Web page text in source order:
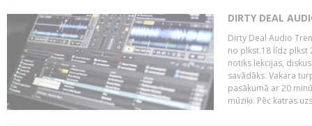
DIRTY DEAL
Dirty Deal Audio
no plkst.18 līdz plkst
notiks lekcijas,
savādāks. Vakara
pasākumā ar 20
mūziķi. Pēc katras